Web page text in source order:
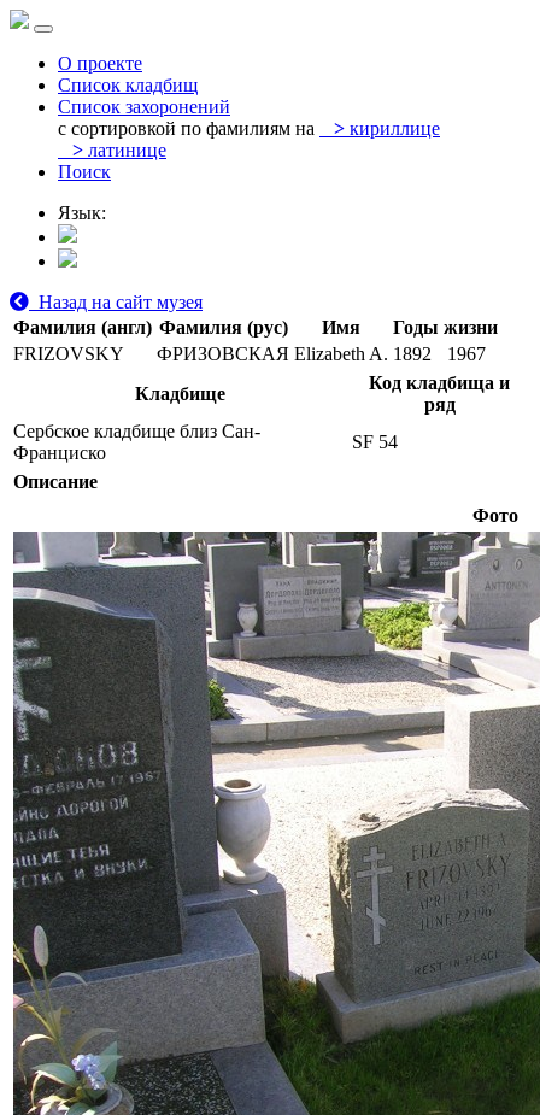
О проекте
Список кладбищ
Список захоронений
с сортировкой по фамилиям на
> кириллице
> латинице
Поиск
Язык:
Назад на сайт музея
Фамилия (англ) Фамилия (рус) Имя
Годы жизни
FRIZOVSKY
ФРИЗОВСКАЯ Elizabeth A. 1892
1967
Кладбище
Код кладбища и
ряд
Сербское кладбище близ Сан-
Франциско
SF 54
Описание
Фото